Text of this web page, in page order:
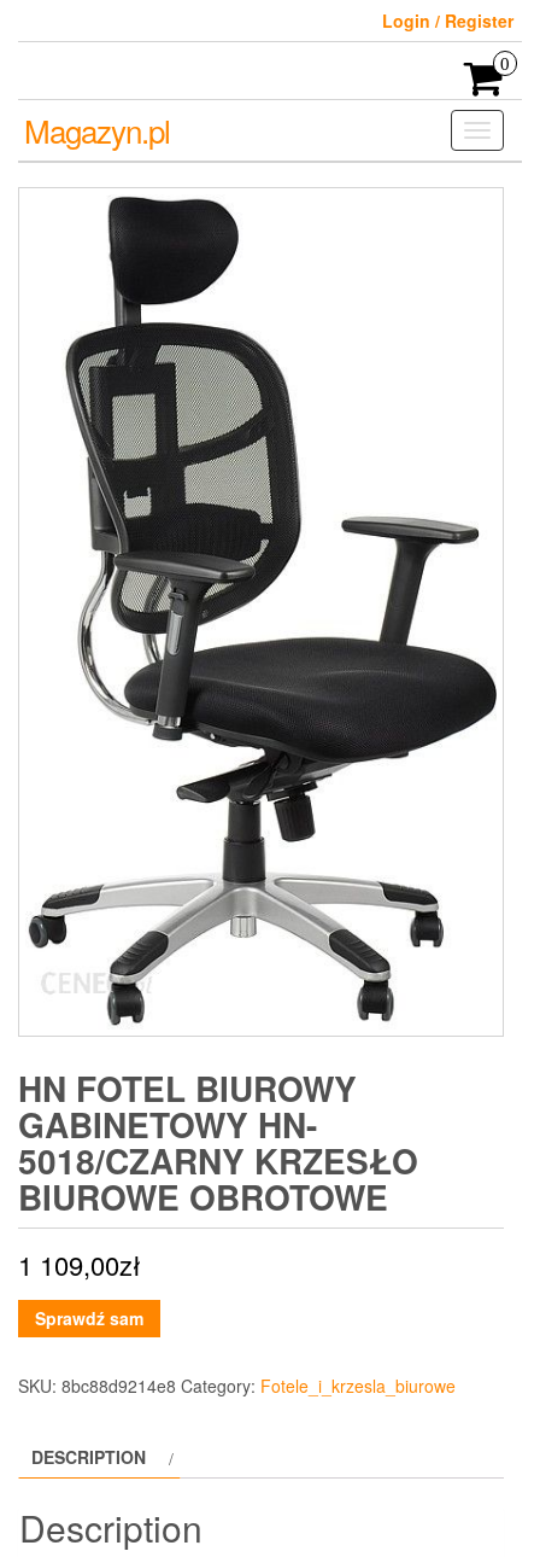
Login / Register
0
Toggle
Magazyn.pl
HN FOTEL BIUROWY
GABINETOWY HN-
5018/CZARNY KRZESŁO
BIUROWE OBROTOWE
1 109,00zł
Sprawdź sam
SKU: 8bc88d9214e8 Category: Fotele_i_krzesla_biurowe
DESCRIPTION
Description